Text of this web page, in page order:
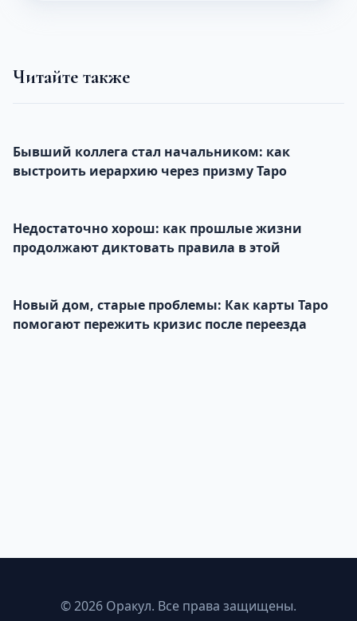
Читайте также
Бывший коллега стал начальником: как
выстроить иерархию через призму Таро
Недостаточно хорош: как прошлые жизни
продолжают диктовать правила в этой
Новый дом, старые проблемы: Как карты Таро
помогают пережить кризис после переезда
©2026 Оракул. Все права защищены.